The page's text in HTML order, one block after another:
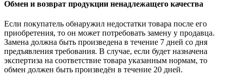
Обмен и возврат продукции ненадлежащего качества
Если покупатель обнаружил недостатки товара после его
приобретения, то он может потребовать замену у продавца.
Замена должна быть произведена в течение 7 дней со дня
предъявления требования. В случае, если будет назначена
экспертиза на соответствие товара указанным нормам, то
обмен должен быть произведён в течение 20 дней.